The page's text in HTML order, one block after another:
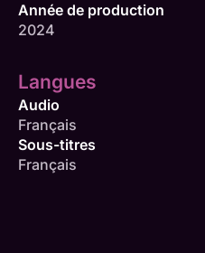
Année de production
2024
Langues
Audio
Français
Sous-titres
Français